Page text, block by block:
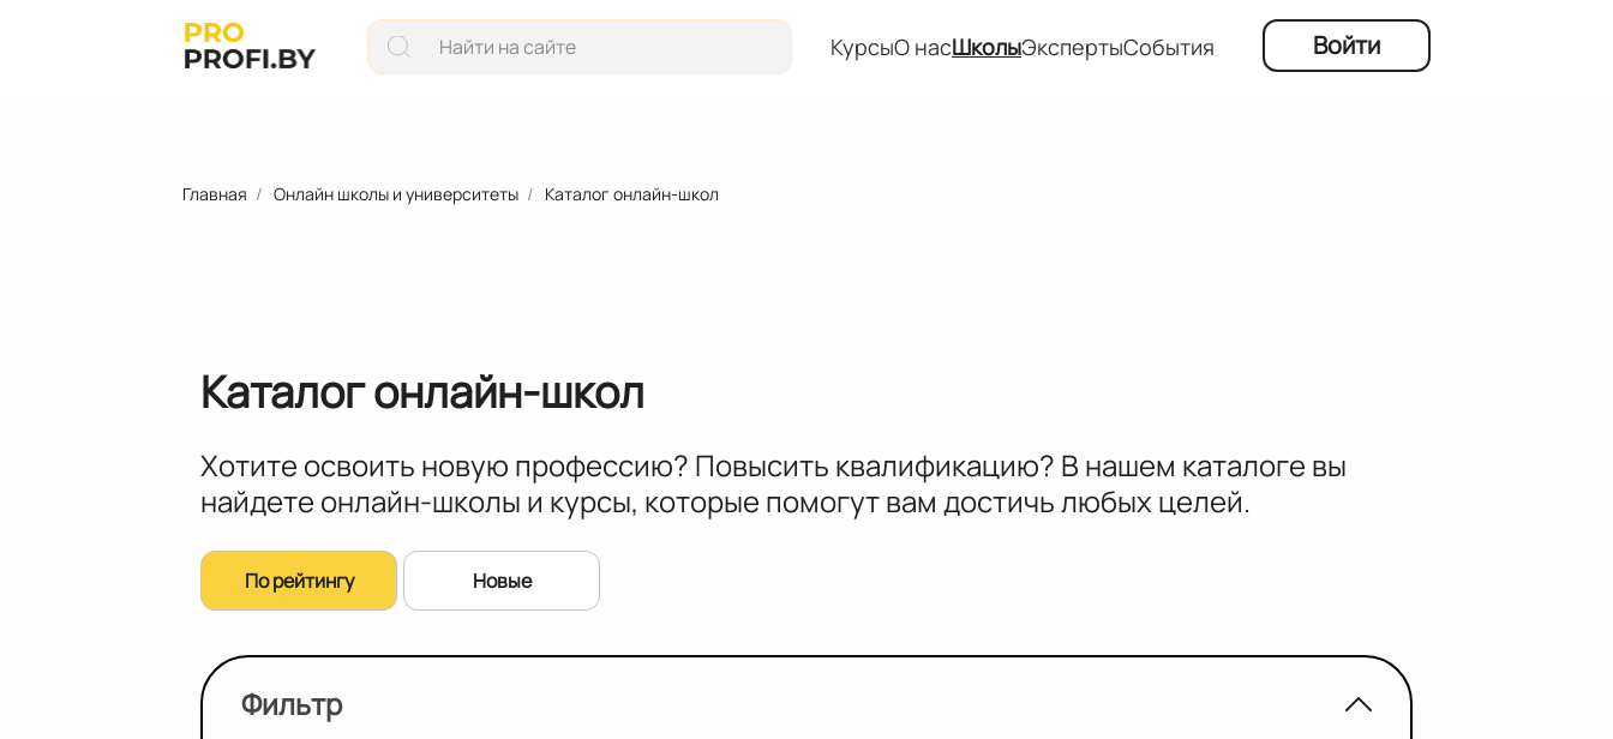
КурсыО насШколыЭкспертыСобытия Войти
Главная Онлайн школы и университеты Каталог онлайн-школ
Каталог онлайн-школ
Хотите освоить новую профессию? Повысить квалификацию? В нашем каталоге вы
найдете онлайн-школы и курсы, которые помогут вам достичь любых целей.
По рейтингу Новые
Фильтр